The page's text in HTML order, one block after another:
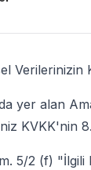
Verilerinizin
yer alan
KVKK'nin
5/2 (f) "İlgili